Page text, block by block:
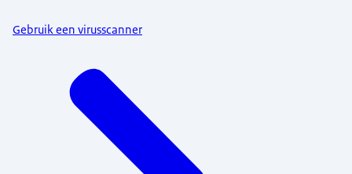
Gebruik een virusscanner